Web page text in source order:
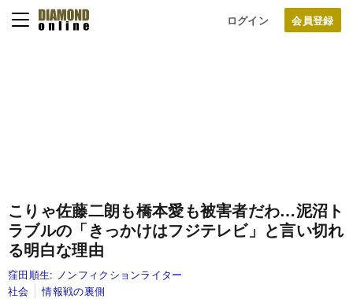
ログイン
こりゃ佐藤二朗も橋本愛も被害者だわ…泥沼ト
ラブルの「きっかけはフジテレビ」と言い切れ
る明白な理由
窪田順生: ノンフィクションライター
社会
情報戦の裏側